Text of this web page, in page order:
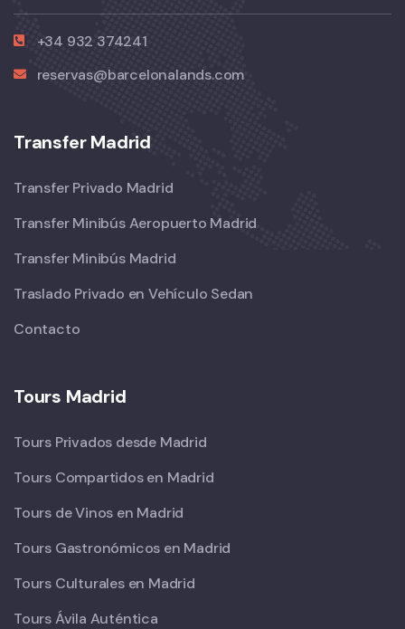
+34 932 374241
reservas@barcelonalands.com
Transfer Madrid
Transfer Privado Madrid
Transfer Minibús Aeropuerto Madrid
Transfer Minibús Madrid
Traslado Privado en Vehículo Sedan
Contacto
Tours Madrid
Tours Privados desde Madrid
Tours Compartidos en Madrid
Tours de Vinos en Madrid
Tours Gastronómicos en Madrid
Tours Culturales en Madrid
Tours Ávila Auténtica